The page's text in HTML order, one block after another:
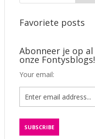
Favoriete posts
Abonneer je op al
onze Fontysblogs!
Your email: